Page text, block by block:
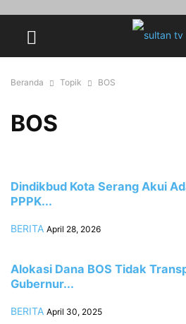
Beranda Topik BOS
BOS
Dindikbud Kota Serang Akui
PPPK...
BERITA April 28, 2026
Alokasi Dana BOS Tidak
Gubernur...
BERITA April 30, 2025